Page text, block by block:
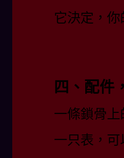
它決定，
四、配件
一條鎖骨
一只表，